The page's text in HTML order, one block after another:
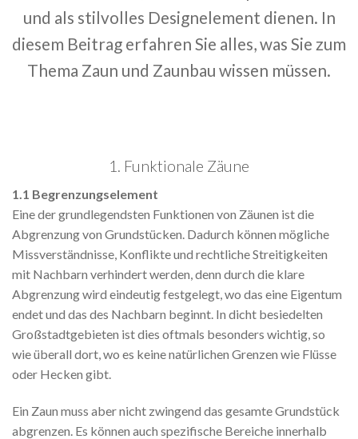
und als stilvolles Designelement dienen. In
diesem Beitrag erfahren Sie alles, was Sie zum
Thema Zaun und Zaunbau wissen müssen.
1. Funktionale Zäune
1.1 Begrenzungselement
Eine der grundlegendsten Funktionen von Zäunen ist die
Abgrenzung von Grundstücken. Dadurch können mögliche
Missverständnisse, Konflikte und rechtliche Streitigkeiten
mit Nachbarn verhindert werden, denn durch die klare
Abgrenzung wird eindeutig festgelegt, wo das eine Eigentum
endet und das des Nachbarn beginnt. In dicht besiedelten
Großstadtgebieten ist dies oftmals besonders wichtig, so
wie überall dort, wo es keine natürlichen Grenzen wie Flüsse
oder Hecken gibt.
Ein Zaun muss aber nicht zwingend das gesamte Grundstück
abgrenzen. Es können auch spezifische Bereiche innerhalb